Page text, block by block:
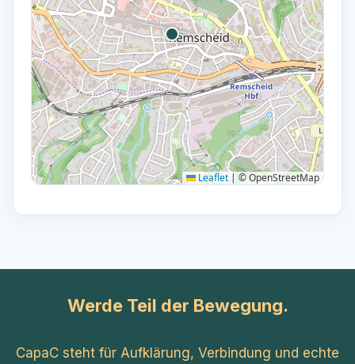
Leaflet | © OpenStreetMap
Werde Teil der Bewegung.
CapaC steht für Aufklärung, Verbindung und echte